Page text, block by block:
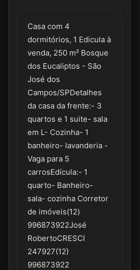
Casa com 4
dormitórios, 1 Edicula à
venda, 250 m² Bosque
dos Eucaliptos - São
José dos
Campos/SPDetalhes
da casa da frente:- 3
quartos e 1 suite- sala
em L- Cozinha- 1
banheiro- lavanderia -
Vaga para 5
carrosEdícula:- 1
quarto- Banheiro-
sala- cozinha Corretor
de imóveis(12)
996873922José
RobertoCRESCI
247927(12)
996873922